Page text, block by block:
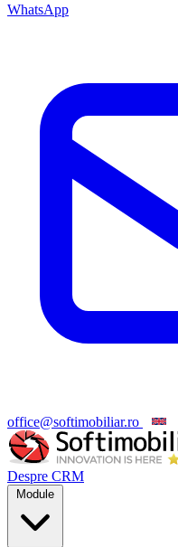
WhatsApp
office@softimobiliar.ro
Despre CRM
Module